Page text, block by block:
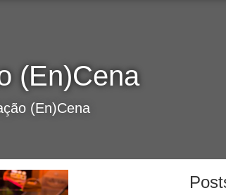
(En)Cena
(En)Cena